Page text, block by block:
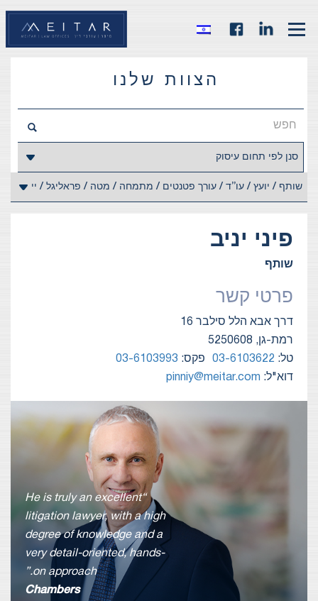
הצוות שלנו
פיני יניב
שותף
פרטי קשר
דרך אבא הלל סילבר 16
רמת-גן, 5250608
טל: 03-6103622 פקס: 03-6103993
דוא"ל: pinniy@meitar.com
“He is truly an excellent
litigation lawyer, with a high
degree of knowledge and a
very detail-oriented, hands-
on approach.”
Chambers